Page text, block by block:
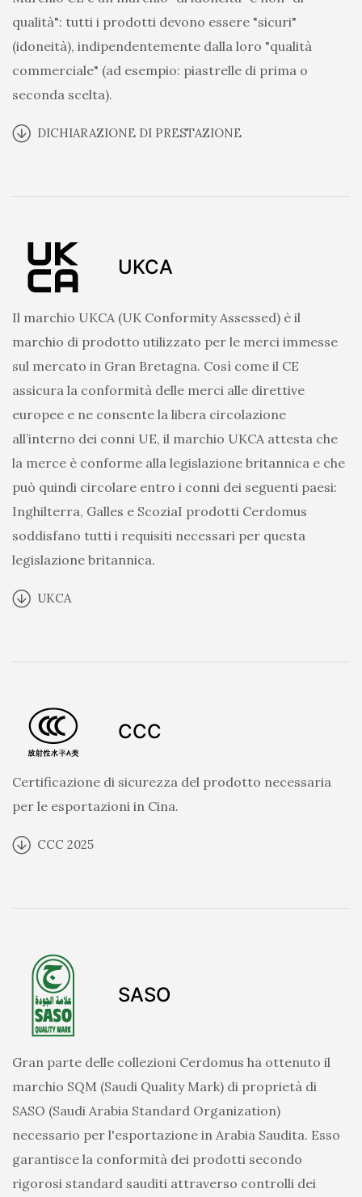
qualità": tutti i prodotti devono essere "sicuri"
(idoneità), indipendentemente dalla loro "qualità
commerciale" (ad esempio: piastrelle di prima o
seconda scelta).
DICHIARAZIONE DI PRESTAZIONE
UKCA
Il marchio UKCA (UK Conformity Assessed) è il
marchio di prodotto utilizzato per le merci immesse
sul mercato in Gran Bretagna. Così come il CE
assicura la conformità delle merci alle direttive
europee e ne consente la libera circolazione
all’interno dei conni UE, il marchio UKCA attesta che
la merce è conforme alla legislazione britannica e che
può quindi circolare entro i conni dei seguenti paesi:
Inghilterra, Galles e ScoziaI prodotti Cerdomus
soddisfano tutti i requisiti necessari per questa
legislazione britannica.
UKCA
CCC
Certificazione di sicurezza del prodotto necessaria
per le esportazioni in Cina.
CCC 2025
SASO
Gran parte delle collezioni Cerdomus ha ottenuto il
marchio SQM (Saudi Quality Mark) di proprietà di
SASO (Saudi Arabia Standard Organization)
necessario per l'esportazione in Arabia Saudita. Esso
garantisce la conformità dei prodotti secondo
rigorosi standard sauditi attraverso controlli dei